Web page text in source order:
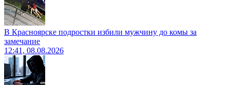
В Красноярске подростки избили мужчину до комы за
замечание
12:41, 08.08.2026